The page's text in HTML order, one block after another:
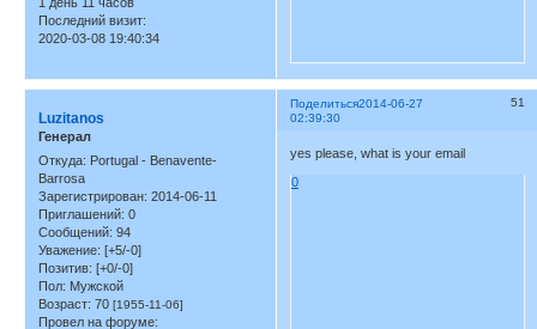
1 день 11 часов
Последний визит:
2020-03-08 19:40:34
Поделиться 51
2014-06-27
02:39:30
Luzitanos
Генерал
Откуда: Portugal - Benavente-
Barrosa
Зарегистрирован: 2014-06-11
Приглашений: 0
Сообщений: 94
Уважение: [+5/-0]
Позитив: [+0/-0]
Пол: Мужской
Возраст: 70 [1955-11-06]
Провел на форуме:
yes please, what is your email
0